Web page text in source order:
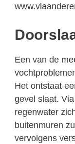
Een van de
Het ontstaat
gevel slaat.
regenwater
buitenmuren
vervolgens